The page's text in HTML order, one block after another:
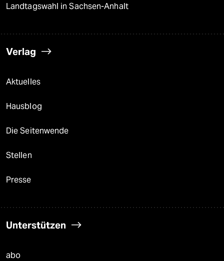
Landtagswahl in Sachsen-Anhalt
Verlag
Aktuelles
Hausblog
Die Seitenwende
Stellen
Presse
Unterstützen
abo